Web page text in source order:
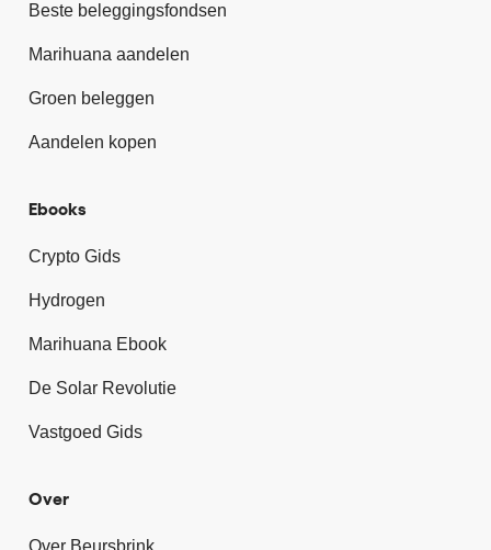
Beste beleggingsfondsen
Marihuana aandelen
Groen beleggen
Aandelen kopen
Ebooks
Crypto Gids
Hydrogen
Marihuana Ebook
De Solar Revolutie
Vastgoed Gids
Over